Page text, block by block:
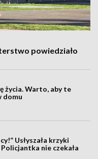
powiedziało
życia. Warto, aby te
domu
Usłyszała krzyki
nie czekała